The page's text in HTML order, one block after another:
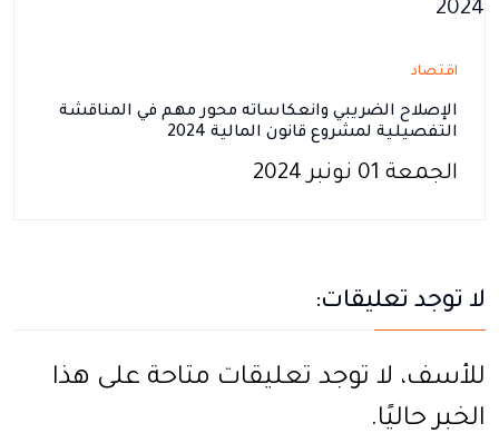
اقتصاد
الإصلاح الضريبي وانعكاساته محور مهم في المناقشة
التفصيلية لمشروع قانون المالية 2024
الجمعة 01 نونبر 2024
لا توجد تعليقات:
للأسف، لا توجد تعليقات متاحة على هذا
الخبر حاليًا.